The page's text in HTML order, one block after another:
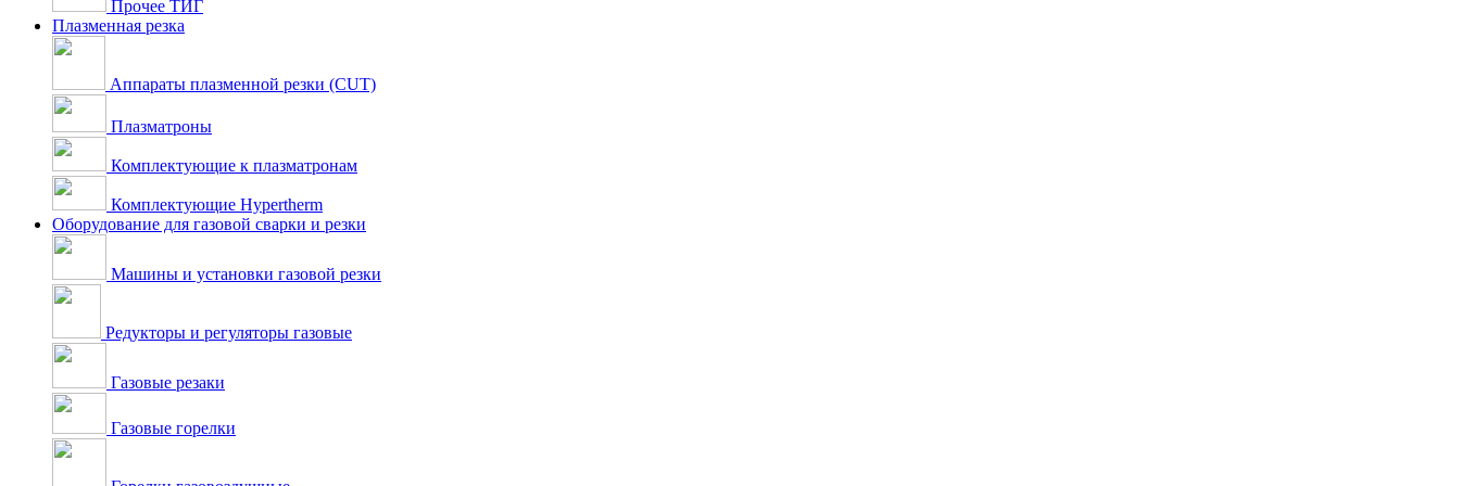
Прочее ТИГ
Плазменная резка
Аппараты плазменной резки (CUT)
Плазматроны
Комплектующие к плазматронам
Комплектующие Hypertherm
Оборудование для газовой сварки и резки
Машины и установки газовой резки
Редукторы и регуляторы газовые
Газовые резаки
Газовые горелки